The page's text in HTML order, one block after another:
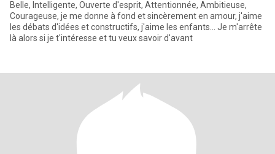
Belle, Intelligente, Ouverte d'esprit, Attentionnée, Ambitieuse,
Courageuse, je me donne à fond et sincèrement en amour, j'aime
les débats d'idées et constructifs, j'aime les enfants... Je m'arrête
là alors si je t'intéresse et tu veux savoir d'avant